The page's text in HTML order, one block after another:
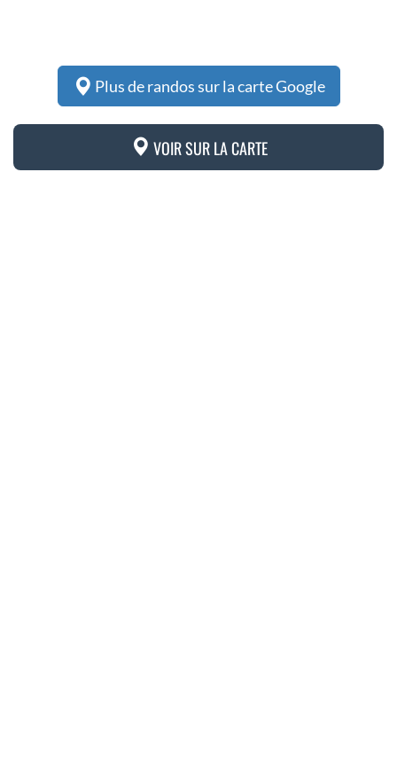
Plus de randos sur la carte Google
VOIR SUR LA CARTE